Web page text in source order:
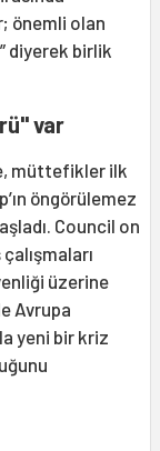
önemli olan
diyerek birlik
var
müttefikler ilk
öngörülemez
Council on
üzerine
Avrupa
yeni bir kriz